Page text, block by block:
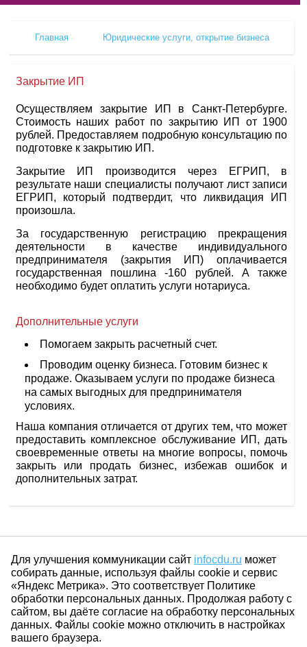
Главная Юридические услуги, открытие бизнеса
Закрытие ИП
Осуществляем закрытие ИП в Санкт-Петербурге.
Стоимость наших работ по закрытию ИП от 1900
рублей. Предоставляем подробную консультацию по
подготовке к закрытию ИП.
Закрытие ИП производится через ЕГРИП, в
результате наши специалисты получают лист записи
ЕГРИП, который подтвердит, что ликвидация ИП
произошла.
За государственную регистрацию прекращения
деятельности в качестве индивидуального
предпринимателя (закрытия ИП) оплачивается
государственная пошлина -160 рублей. А также
необходимо будет оплатить услуги нотариуса.
Дополнительные услуги
Помогаем закрыть расчетный счет.
Проводим оценку бизнеса. Готовим бизнес к
продаже. Оказываем услуги по продаже бизнеса
на самых выгодных для предпринимателя
условиях.
Наша компания отличается от других тем, что может
предоставить комплексное обслуживание ИП, дать
своевременные ответы на многие вопросы, помочь
закрыть или продать бизнес, избежав ошибок и
дополнительных затрат.
Для улучшения коммуникации сайт infocdu.ru может
собирать данные, используя файлы cookie и сервис
«Яндекс Метрика». Это соответствует Политике
обработки персональных данных. Продолжая работу с
сайтом, вы даёте согласие на обработку персональных
данных. Файлы cookie можно отключить в настройках
вашего браузера.